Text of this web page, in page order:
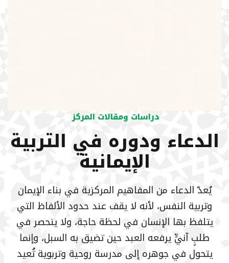
دراسات ومقالات المركز
الدعاء ودوره في التربية
الإيمانية
يُعدّ الدعاء من المفاهيم المركزية في بناء الإيمان
وتربية النفس، لأنه لا يقف عند حدود الألفاظ التي
يتلفظ بها الإنسان في لحظة حاجة، ولا ينحصر في
طلبٍ آنيٍّ يرفعه العبد حين تضيق به السبل، وإنما
يتحول في جوهره إلى مدرسة روحية وتربوية تُعيد